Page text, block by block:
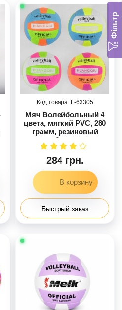
Фільтр
63305
Мяч Волейбольный 4
цвета, мягкий PVC, 280
грамм, резиновый
балон
284 грн.
Быстрый заказ